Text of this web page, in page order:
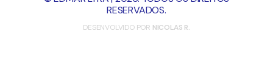
RESERVADOS.
DESENVOLVIDO POR NICOLAS R.